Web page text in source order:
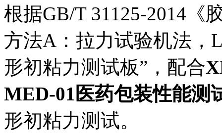
根据GB/T 31125-2014《
方法A：拉力试验机法，
形初粘力测试板”，配合
MED-01医药包装性能测
形初粘力测试。